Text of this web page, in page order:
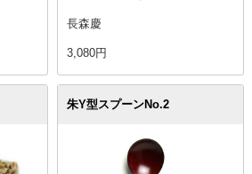
長森慶
3,080円
朱Y型スプーンNo.2